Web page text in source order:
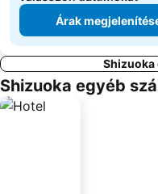
Árak
Shizuoka
Shizuoka egyéb